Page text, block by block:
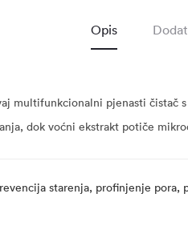
Opis
multifunkcionalni pjenasti
dok voćni ekstrakt potiče
starenja, profinjenje pora,